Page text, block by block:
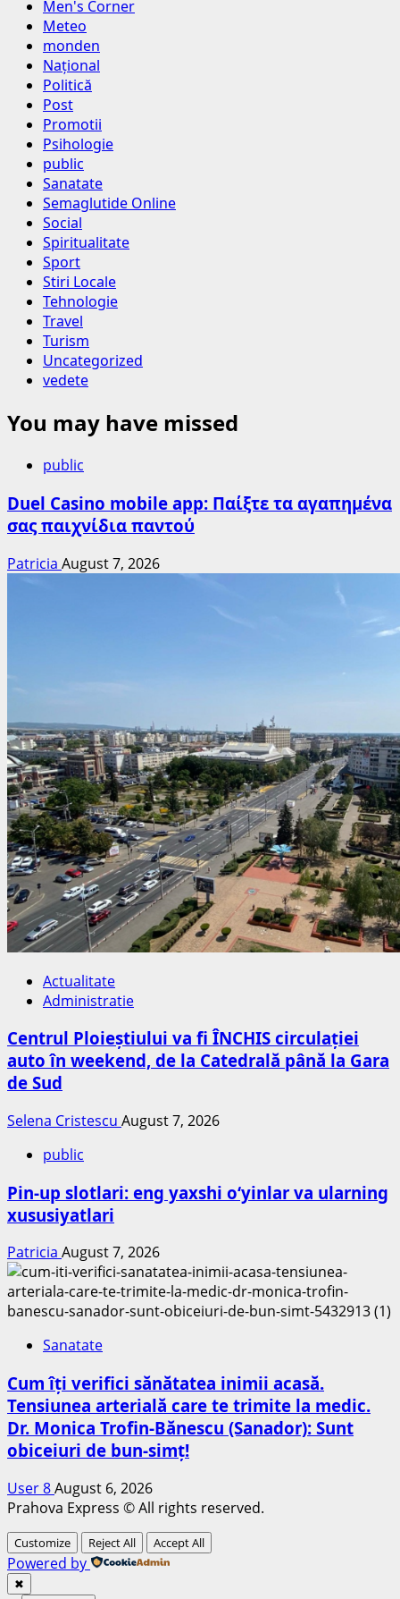
Men's Corner
Meteo
monden
Național
Politică
Post
Promotii
Psihologie
public
Sanatate
Semaglutide Online
Social
Spiritualitate
Sport
Stiri Locale
Tehnologie
Travel
Turism
Uncategorized
vedete
You may have missed
public
Duel Casino mobile app: Παίξτε τα αγαπημένα
σας παιχνίδια παντού
Patricia August 7, 2026
Actualitate
Administratie
Centrul Ploieștiului va fi ÎNCHIS circulației
auto în weekend, de la Catedrală până la Gara
de Sud
Selena Cristescu August 7, 2026
public
Pin-up slotlari: eng yaxshi o‘yinlar va ularning
xususiyatlari
Patricia August 7, 2026
Sanatate
Cum îți verifici sănătatea inimii acasă.
Tensiunea arterială care te trimite la medic.
Dr. Monica Trofin-Bănescu (Sanador): Sunt
obiceiuri de bun-simț!
User 8August 6, 2026
Prahova Express © All rights reserved.
Customize Reject All Accept All
Powered by
✖